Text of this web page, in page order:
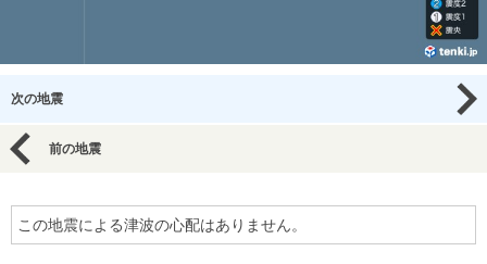
次の地震
前の地震
この地震による津波の心配はありません。